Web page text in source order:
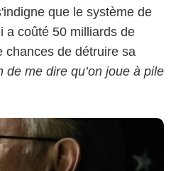
que le système de
a coûté 50 milliards de
chances de détruire sa
de me dire qu’on joue à pile